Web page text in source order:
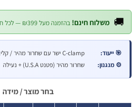
משלוח חינם!בהזמנה מעל ₪399 — לכל חלקי הארץ
C-clamp ישר עם שחרור מהיר / קליבת ריתוך
שחרור מהיר (פטנט U.S.A) + נעילה
בחר מוצר / מידה